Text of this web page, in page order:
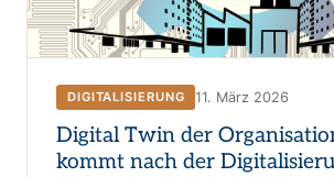
DIGITALISIERUNG 11. März 2026
Digital Twin der
kommt nach der